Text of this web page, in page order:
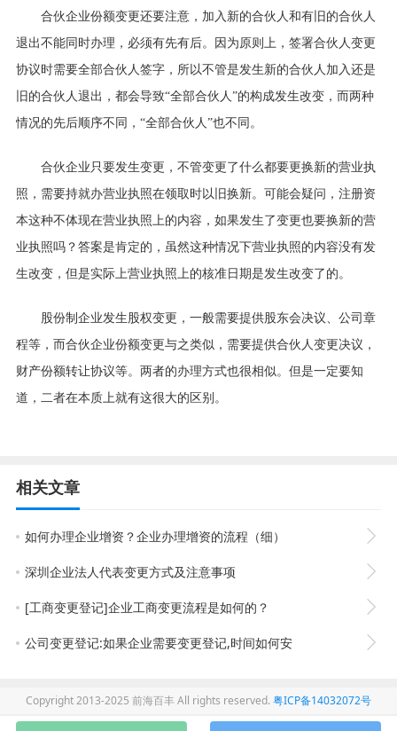
合伙企业份额变更还要注意，加入新的合伙人和有旧的合伙人
退出不能同时办理，必须有先有后。因为原则上，签署合伙人变更
协议时需要全部合伙人签字，所以不管是发生新的合伙人加入还是
旧的合伙人退出，都会导致“全部合伙人”的构成发生改变，而两种
情况的先后顺序不同，“全部合伙人”也不同。
合伙企业只要发生变更，不管变更了什么都要更换新的营业执
照，需要持就办营业执照在领取时以旧换新。可能会疑问，注册资
本这种不体现在营业执照上的内容，如果发生了变更也要换新的营
业执照吗？答案是肯定的，虽然这种情况下营业执照的内容没有发
生改变，但是实际上营业执照上的核准日期是发生改变了的。
股份制企业发生股权变更，一般需要提供股东会决议、公司章
程等，而合伙企业份额变更与之类似，需要提供合伙人变更决议，
财产份额转让协议等。两者的办理方式也很相似。但是一定要知
道，二者在本质上就有这很大的区别。
相关文章
如何办理企业增资？企业办理增资的流程（细）
深圳企业法人代表变更方式及注意事项
[工商变更登记]企业工商变更流程是如何的？
公司变更登记:如果企业需要变更登记,时间如何安
Copyright 2013-2025 前海百丰 All rights reserved. 粤ICP备14032072号